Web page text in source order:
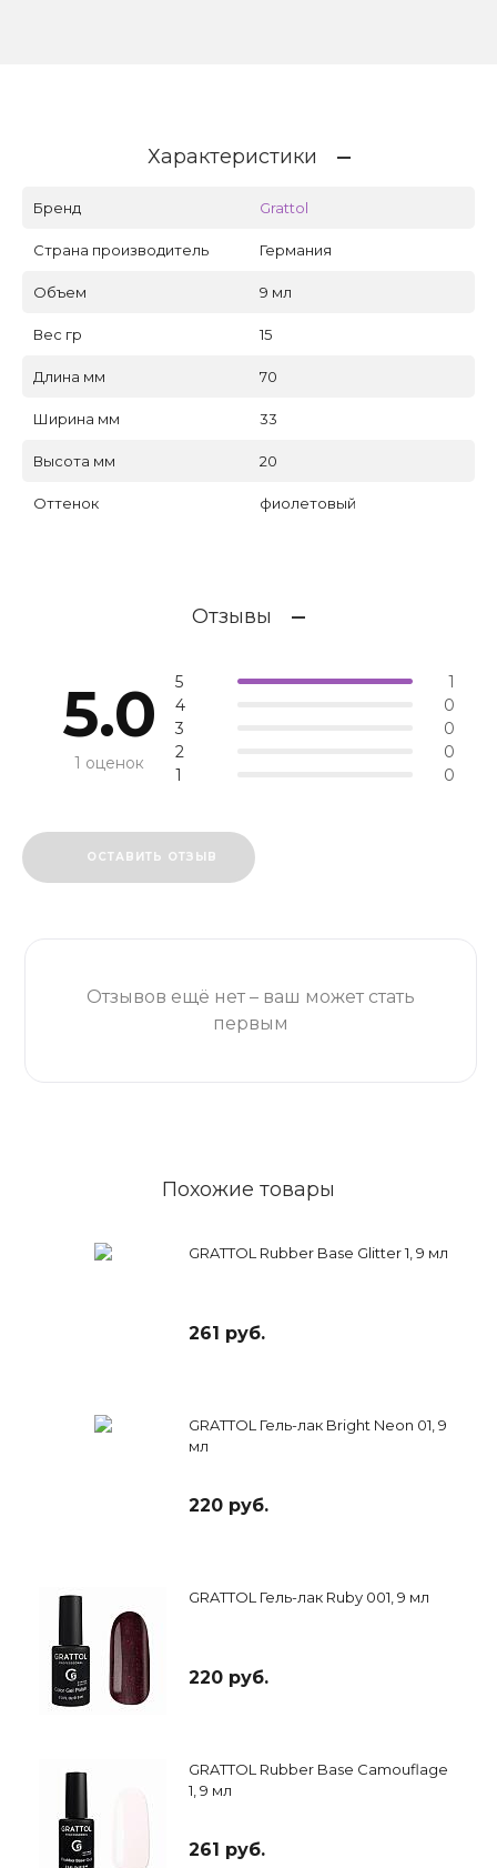
Характеристики
Бренд Grattol
Страна производитель Германия
Объем 9 мл
Вес гр 15
Длина мм 70
Ширина мм 33
Высота мм 20
Оттенок фиолетовый
Отзывы
5.0
1 оценок
5
1
4
0
3
0
2
0
1
0
ОСТАВИТЬ ОТЗЫВ
Отзывов ещё нет – ваш может стать
первым
Похожие товары
GRATTOL Rubber Base Glitter 1, 9 мл
261 руб.
GRATTOL Гель-лак Bright Neon 01, 9
мл
220 руб.
GRATTOL Гель-лак Ruby 001, 9 мл
220 руб.
GRATTOL Rubber Base Camouflage
1, 9 мл
261 руб.